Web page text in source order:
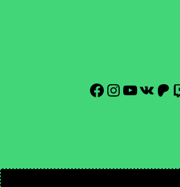
Facebook
Instagram
VK